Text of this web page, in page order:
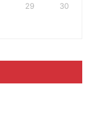
29 30